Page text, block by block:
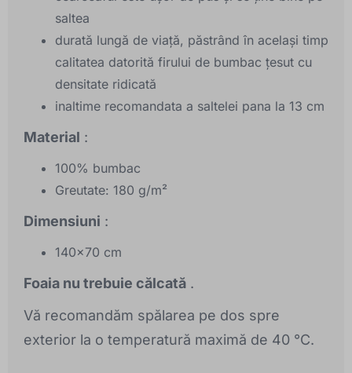
saltea
durată lungă de viață, păstrând în același timp
calitatea datorită firului de bumbac țesut cu
densitate ridicată
inaltime recomandata a saltelei pana la 13 cm
Material :
100% bumbac
Greutate: 180 g/m²
Dimensiuni :
140x70 cm
Foaia nu trebuie călcată .
Vă recomandăm spălarea pe dos spre
exterior la o temperatură maximă de 40 °C.